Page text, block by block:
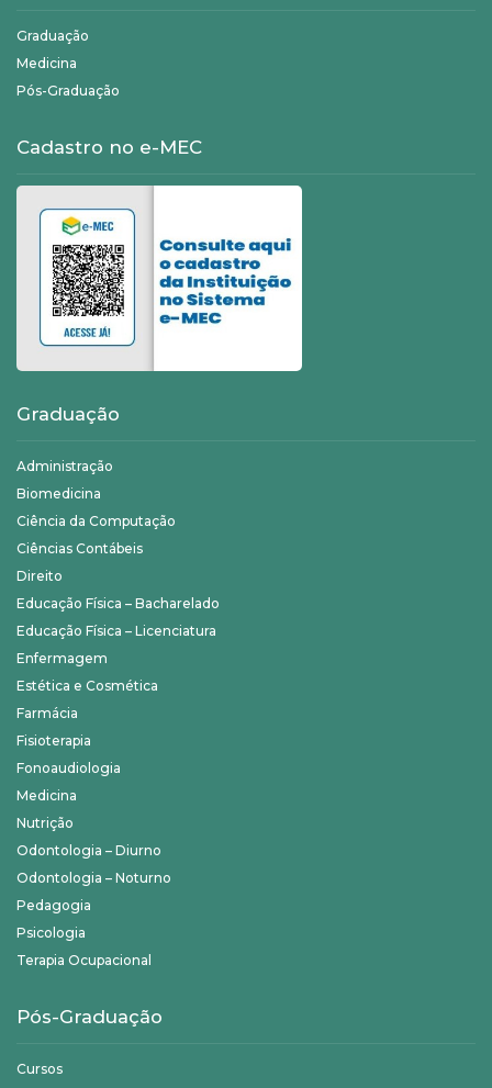
Graduação
Medicina
Pós-Graduação
Cadastro no e-MEC
Graduação
Administração
Biomedicina
Ciência da Computação
Ciências Contábeis
Direito
Educação Física – Bacharelado
Educação Física – Licenciatura
Enfermagem
Estética e Cosmética
Farmácia
Fisioterapia
Fonoaudiologia
Medicina
Nutrição
Odontologia – Diurno
Odontologia – Noturno
Pedagogia
Psicologia
Terapia Ocupacional
Pós-Graduação
Cursos